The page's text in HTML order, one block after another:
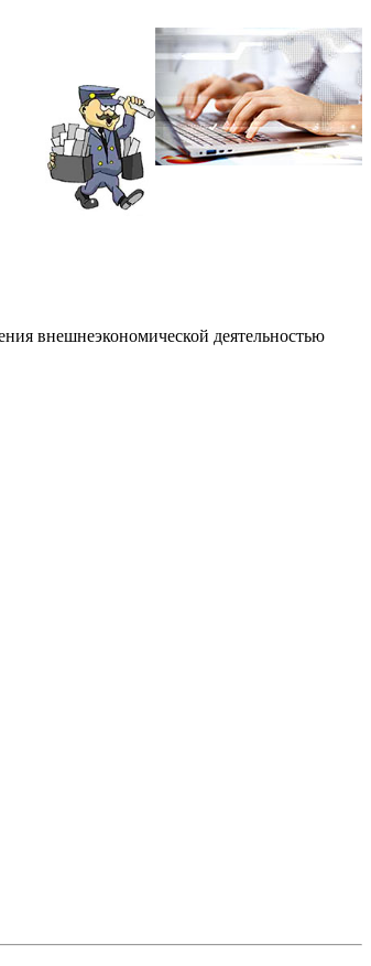
внешнеэкономической деятельностью